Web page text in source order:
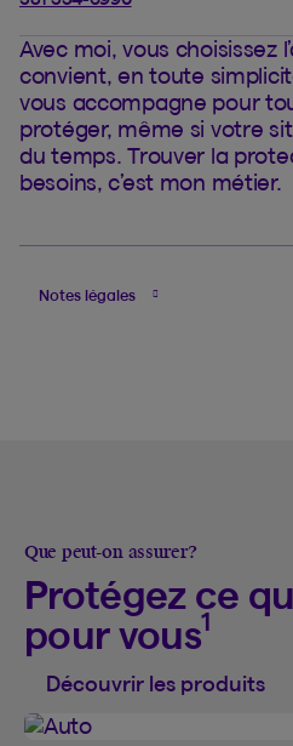
Avec moi, vous choisissez
convient, en toute
vous accompagne pour
protéger, même si votre
du temps. Trouver la
besoins, c’est mon métier.
Notes légales
Que peut-on assurer?
Protégez ce
pour vous1
Découvrir les produits